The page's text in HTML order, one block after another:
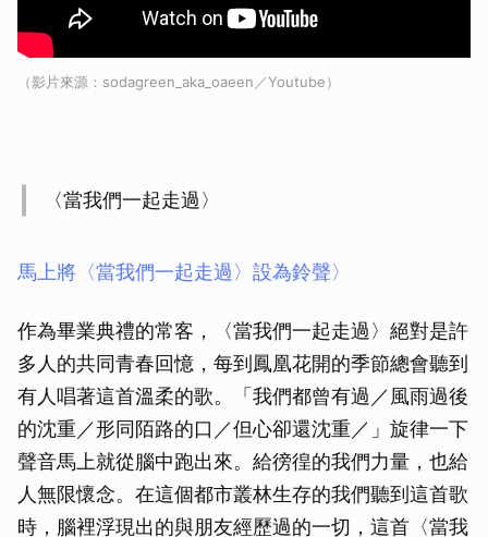
（影片來源：sodagreen_aka_oaeen／Youtube）
〈當我們一起走過〉
馬上將〈當我們一起走過〉設為鈴聲〉
作為畢業典禮的常客，〈當我們一起走過〉絕對是許
多人的共同青春回憶，每到鳳凰花開的季節總會聽到
有人唱著這首溫柔的歌。「我們都曾有過／風雨過後
的沈重／形同陌路的口／但心卻還沈重／」旋律一下
聲音馬上就從腦中跑出來。給徬徨的我們力量，也給
人無限懷念。在這個都市叢林生存的我們聽到這首歌
時，腦裡浮現出的與朋友經歷過的一切，這首〈當我